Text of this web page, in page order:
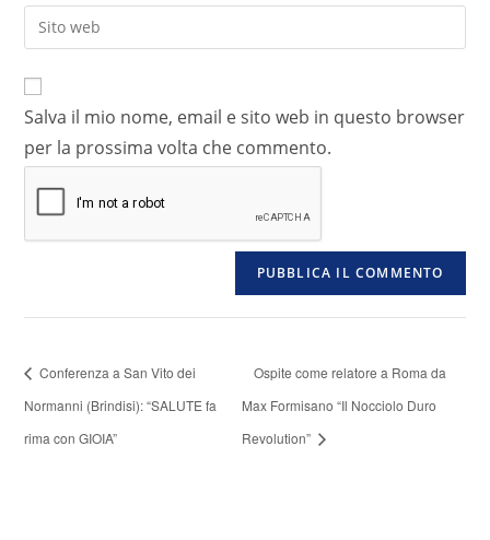
Salva il mio nome, email e sito web in questo browser
per la prossima volta che commento.
Conferenza a San Vito dei
Normanni (Brindisi): “SALUTE fa
rima con GIOIA”
Ospite come relatore a Roma da
Max Formisano “Il Nocciolo Duro
Revolution”